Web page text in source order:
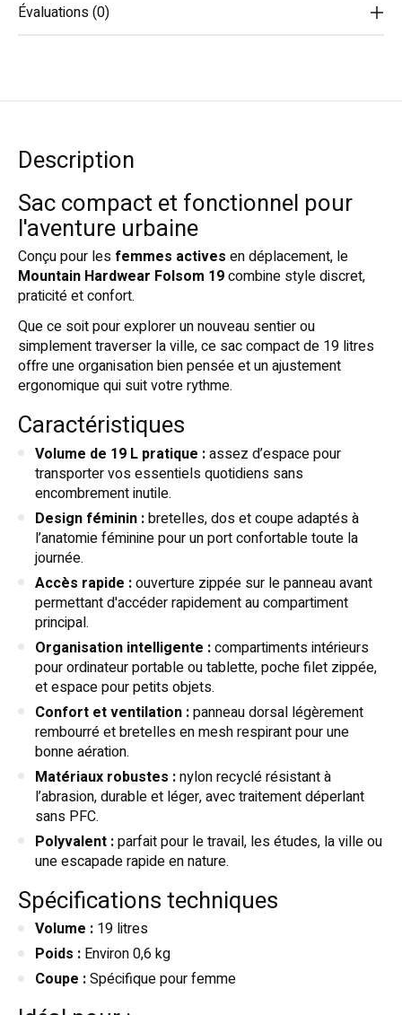
Évaluations (0)
Description
Sac compact et fonctionnel pour
l'aventure urbaine
Conçu pour les femmes actives en déplacement, le
Mountain Hardwear Folsom 19combine style discret,
praticité et confort.
Que ce soit pour explorer un nouveau sentier ou
simplement traverser la ville, ce sac compact de 19 litres
offre une organisation bien pensée et un ajustement
ergonomique qui suit votre rythme.
Caractéristiques
Volume de 19 L pratique :assez d’espace pour
transporter vos essentiels quotidiens sans
encombrement inutile.
Design féminin :bretelles, dos et coupe adaptés à
l’anatomie féminine pour un port confortable toute la
journée.
Accès rapide :ouverture zippée sur le panneau avant
permettant d'accéder rapidement au compartiment
principal.
Organisation intelligente :compartiments intérieurs
pour ordinateur portable ou tablette, poche filet zippée,
et espace pour petits objets.
Confort et ventilation :panneau dorsal légèrement
rembourré et bretelles en mesh respirant pour une
bonne aération.
Matériaux robustes :nylon recyclé résistant à
l’abrasion, durable et léger, avec traitement déperlant
sans PFC.
Polyvalent :parfait pour le travail, les études, la ville ou
une escapade rapide en nature.
Spécifications techniques
Volume : 19 litres
Poids : Environ 0,6 kg
Coupe :Spécifique pour femme